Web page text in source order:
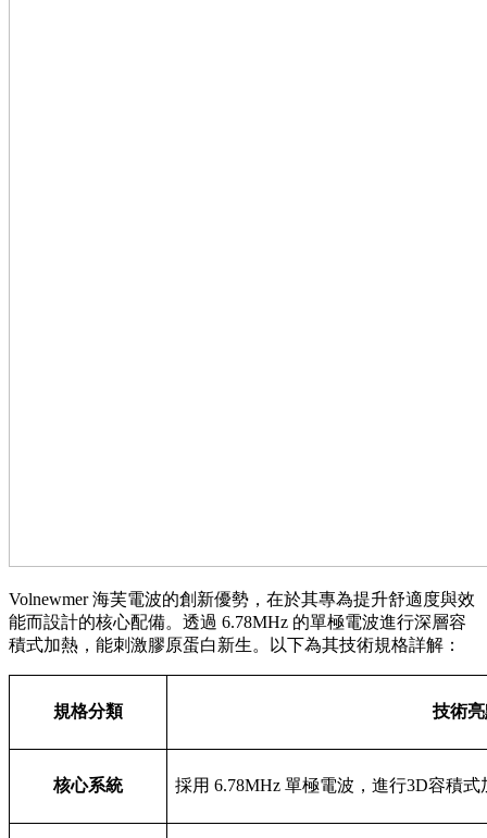
Volnewmer 海芙電波的創新優勢，在於其專為提升舒適度與效
能而設計的核心配備。透過 6.78MHz 的單極電波進行深層容
積式加熱，能刺激膠原蛋白新生。以下為其技術規格詳解：
規格分類 技術
核心系統 採用 6.78MHz 單極電波，進行3D容積式